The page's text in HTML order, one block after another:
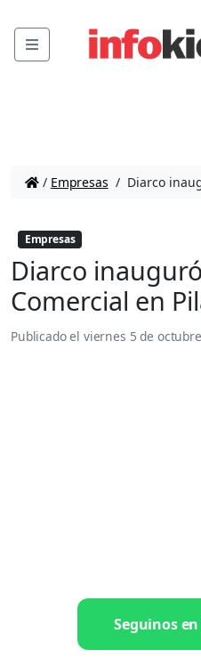
Menu
/ Empresas / Diarco
Empresas
Diarco
Comercial en
Publicado el viernes 5 de
Seguinos